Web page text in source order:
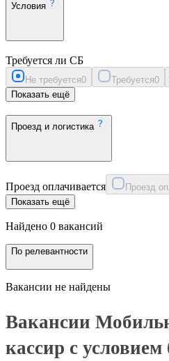
Условия
Требуется ли СБ
Не требуется0 Требуется0
Показать ещё
Проезд и логистика
Проезд оплачивается Проезд
Показать ещё
Найдено 0 вакансий
По релевантности
Вакансии не найдены
Вакансии
кассир с условием